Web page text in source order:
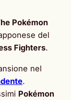
Pokémon
del
Fighters.
nel
.
Pokémon